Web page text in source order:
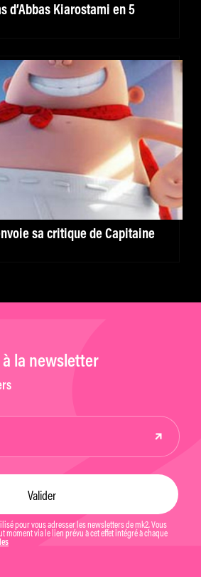
d’Abbas Kiarostami en 5
sa critique de Capitaine
la newsletter
pour vous adresser les newsletters de mk2. Vous
moment via le lien prévu à cet effet intégré à chaque